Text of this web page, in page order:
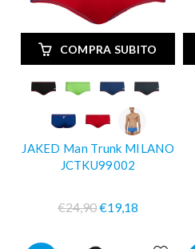
COMPRA SUBITO
JAKED Man Trunk MILANO
JCTKU99002
€24,90€19,18